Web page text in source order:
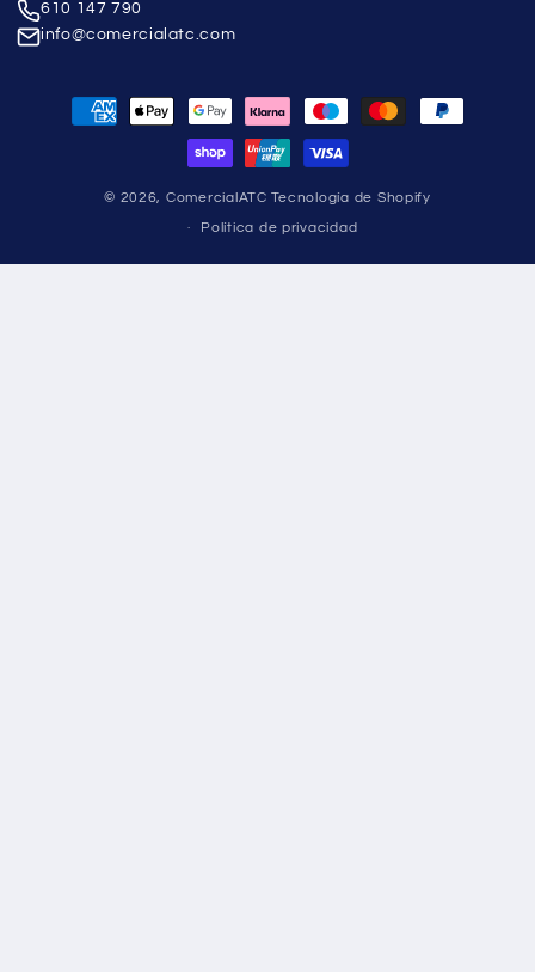
610 147 790
info@comercialatc.com
Formas
© 2026, ComercialATC Tecnología de Shopify
Política de privacidad